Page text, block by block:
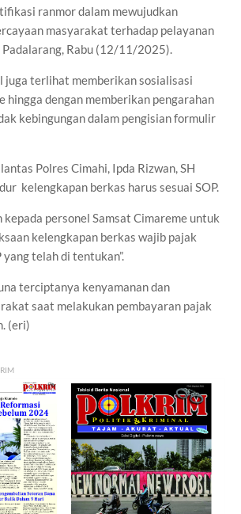
ranmor dalam mewujudkan
masyarakat terhadap pelayanan
Padalarang, Rabu (12/11/2025).
juga terlihat memberikan sosialisasi
hingga dengan memberikan pengarahan
kebingungan dalam pengisian formulir
Polres Cimahi, Ipda Rizwan, SH
kelengkapan berkas harus sesuai SOP.
kepada personel Samsat Cimareme untuk
kelengkapan berkas wajib pajak
yang telah di tentukan”.
terciptanya kenyamanan dan
saat melakukan pembayaran pajak
(eri)